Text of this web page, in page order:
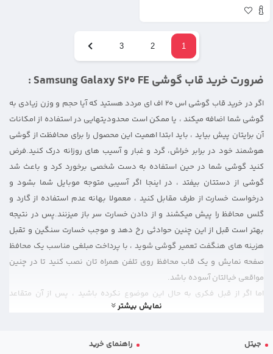
1
2
3
ضرورت خرید قاب گوشی Samsung Galaxy S20 FE :
اگر در خرید قاب گوشی اس 20 اف ای مردد هستید که آیا حجم و وزن زیادی به
گوشی شما اضافه میکند ، یا ممکن است محدودیتهایی در استفاده از امکانات
آن برایتان پیش بیاید ، باید ابتدا اهمیت این محصول را برای محافظت از گوشی
هوشمند خود در برابر خراش، گرد و غبار و آسیب های روزانه درک کنید.فرض
کنید گوشی شما در حین استفاده به دست شخصی برخورد کرد و باعث شد
گوشی از دستتان بیفتد ، در اینجا اگر آسیبی متوجه موبایل شما بشود و
درخواست خسارت از طرف مقابل کنید ، معمولا بهانه عدم استفاده از گارد و
گلس محافظ را پیش میکشند و از دادن خسارت سر باز میزنند.پس در نتیجه
بهتر است قبل از این چنین حوادثی رخ دهد و موجب خسارت سنگین و تقبل
هزینه های هنگفت تعمیر گوشی شوید ، با پرداخت مبلغی مناسب یک محافظ
صفحه نمایش و یک قاب محافظ روی تلفن همراه تان نصب کنید تا در چنین
مواقعی خیالتان آسوده باشد.
اما اگر از قبل فکری به حال این موضوع نکرده باشید ، پس از آن متقاعد
خواهید شد که بجای گارد از یک گاوصندوق برای مراقبت از گوشی در برابر
محافظ 360 درجه و ضدضربه با امکاناتی مانند محافظ لنز دوربین یا هولدر
نمایش بیشتر
جیتل راهنمای خرید